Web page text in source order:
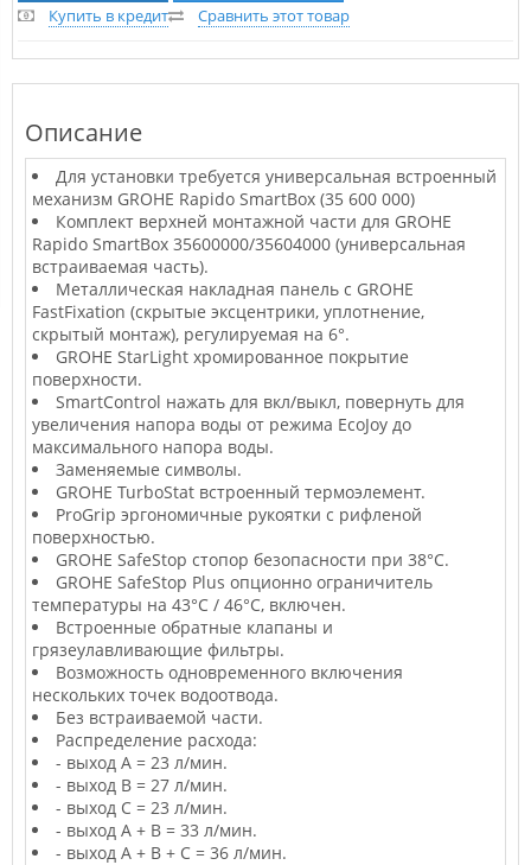
Купить в кредит Сравнить этот товар
Описание
Для установки требуется универсальная встроенный
механизм GROHE Rapido SmartBox (35 600 000)
Комплект верхней монтажной части для GROHE
Rapido SmartBox 35600000/35604000 (универсальная
встраиваемая часть).
Металлическая накладная панель с GROHE
FastFixation (скрытые эксцентрики, уплотнение,
скрытый монтаж), регулируемая на 6°.
GROHE StarLight хромированное покрытие
поверхности.
SmartControl нажать для вкл/выкл, повернуть для
увеличения напора воды от режима EcoJoy до
максимального напора воды.
Заменяемые символы.
GROHE TurboStat встроенный термоэлемент.
ProGrip эргономичные рукоятки с рифленой
поверхностью.
GROHE SafeStop стопор безопасности при 38°C.
GROHE SafeStop Plus опционно ограничитель
температуры на 43°C / 46°C, включен.
Встроенные обратные клапаны и
грязеулавливающие фильтры.
Возможность одновременного включения
нескольких точек водоотвода.
Без встраиваемой части.
Распределение расхода:
- выход A = 23 л/мин.
- выход B = 27 л/мин.
- выход C = 23 л/мин.
- выход A + B = 33 л/мин.
- выход A + B + C = 36 л/мин.